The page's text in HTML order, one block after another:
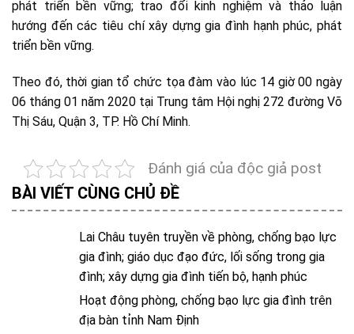
phát triển bền vững; trao đổi kinh nghiệm và thảo luận
hướng đến các tiêu chí xây dựng gia đình hạnh phúc, phát
triển bền vững.
Theo đó, thời gian tổ chức tọa đàm vào lúc 14 giờ 00 ngày
06 tháng 01 năm 2020 tại Trung tâm Hội nghị 272 đường Võ
Thị Sáu, Quận 3, TP. Hồ Chí Minh.
Đánh giá của độc giả post
BÀI VIẾT CÙNG CHỦ ĐỀ
Lai Châu tuyên truyền về phòng, chống bạo lực
gia đình; giáo dục đạo đức, lối sống trong gia
đình; xây dựng gia đình tiến bộ, hạnh phúc
Hoạt động phòng, chống bạo lực gia đình trên
địa bàn tỉnh Nam Định